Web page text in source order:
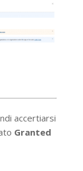
accertiarsi
Granted